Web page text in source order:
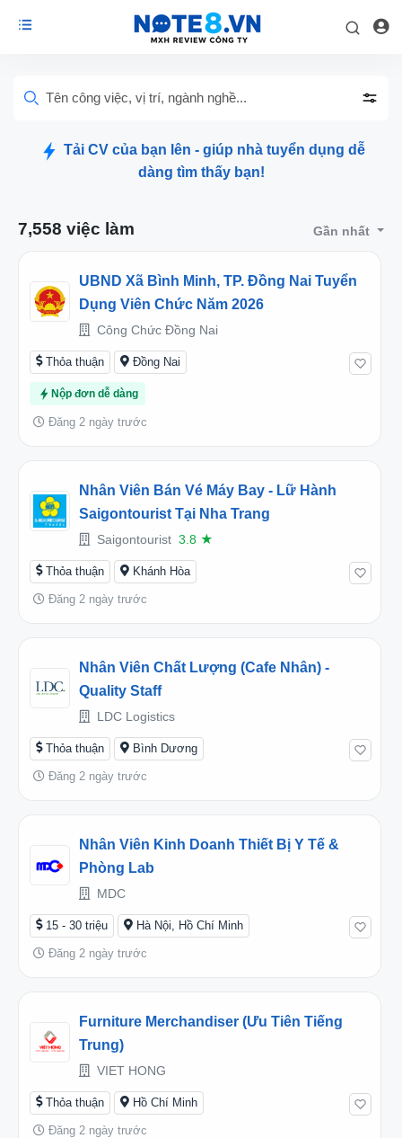
Tên công việc, vị trí, ngành nghề...
Tải CV của bạn lên - giúp nhà tuyển dụng dễ
dàng tìm thấy bạn!
7,558 việc làm Gần nhất
UBND Xã Bình Minh, TP. Đồng Nai Tuyển
Dụng Viên Chức Năm 2026
Công Chức Đồng Nai
Thỏa thuận Đồng Nai
Nộp đơn dễ dàng
Đăng 2 ngày trước
Nhân Viên Bán Vé Máy Bay - Lữ Hành
Saigontourist Tại Nha Trang
Saigontourist 3.8 ★
Thỏa thuận Khánh Hòa
Đăng 2 ngày trước
Nhân Viên Chất Lượng (cafe Nhân) -
Quality Staff
LDC Logistics
Thỏa thuận Bình Dương
Đăng 2 ngày trước
Nhân Viên Kinh Doanh Thiết Bị Y Tế &
Phòng Lab
MDC
15 - 30 triệu Hà Nội, Hồ Chí Minh
Đăng 2 ngày trước
Furniture Merchandiser (ưu Tiên Tiếng
Trung)
VIET HONG
Thỏa thuận Hồ Chí Minh
Đăng 2 ngày trước